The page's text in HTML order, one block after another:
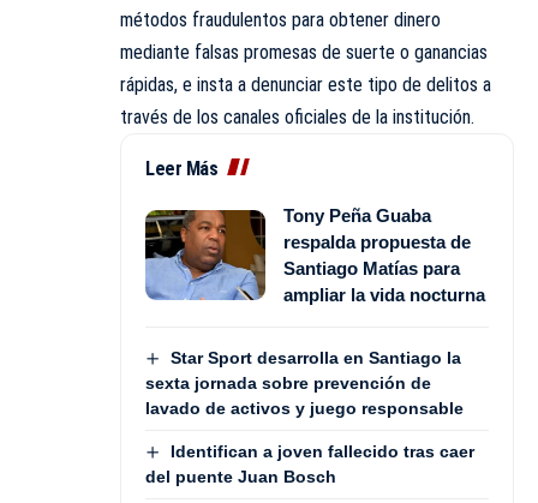
métodos fraudulentos para obtener dinero
mediante falsas promesas de suerte o ganancias
rápidas, e insta a denunciar este tipo de delitos a
través de los canales oficiales de la institución.
Leer Más
Tony Peña Guaba
respalda propuesta de
Santiago Matías para
ampliar la vida nocturna
Star Sport desarrolla en Santiago la
sexta jornada sobre prevención de
lavado de activos y juego responsable
Identifican a joven fallecido tras caer
del puente Juan Bosch